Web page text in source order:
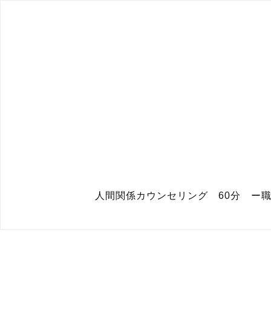
人間関係カウンセリング 60分 ー職